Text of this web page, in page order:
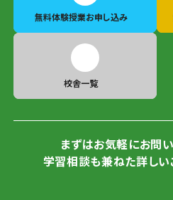
無料体験授業お申し込み
校舎一覧
まずはお気軽にお問
学習相談も兼ねた詳しい